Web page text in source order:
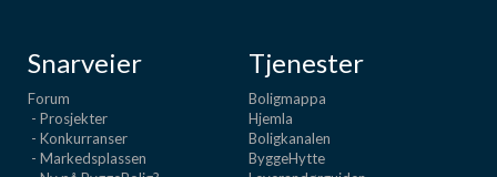
Snarveier
Forum
- Prosjekter
- Konkurranser
- Markedsplassen
Tjenester
Boligmappa
Hjemla
Boligkanalen
ByggeHytte